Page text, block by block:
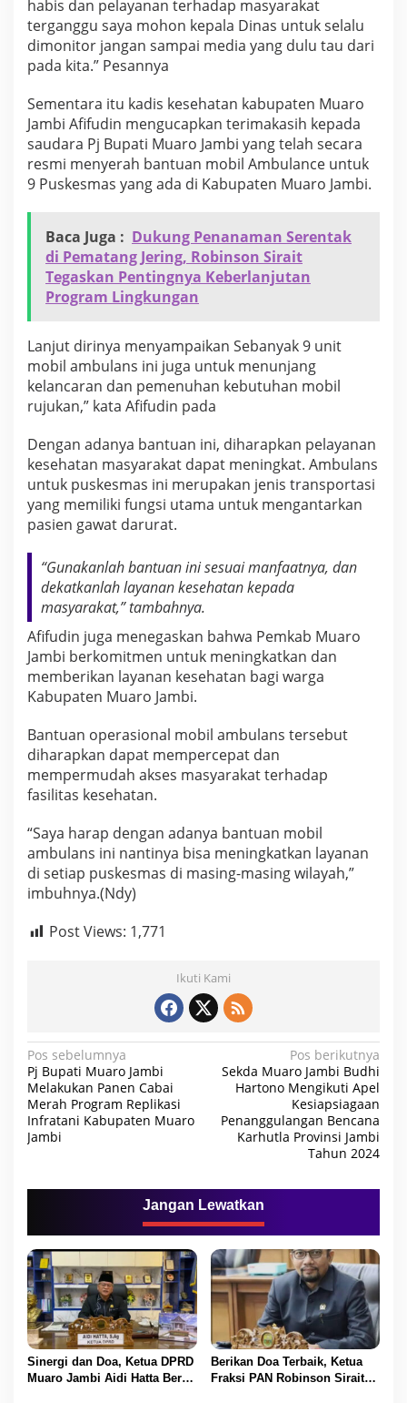
habis dan pelayanan terhadap masyarakat
terganggu saya mohon kepala Dinas untuk selalu
dimonitor jangan sampai media yang dulu tau dari
pada kita.” Pesannya
Sementara itu kadis kesehatan kabupaten Muaro
Jambi Afifudin mengucapkan terimakasih kepada
saudara Pj Bupati Muaro Jambi yang telah secara
resmi menyerah bantuan mobil Ambulance untuk
9 Puskesmas yang ada di Kabupaten Muaro Jambi.
Baca Juga : Dukung Penanaman Serentak
di Pematang Jering, Robinson Sirait
Tegaskan Pentingnya Keberlanjutan
Program Lingkungan
Lanjut dirinya menyampaikan Sebanyak 9 unit
mobil ambulans ini juga untuk menunjang
kelancaran dan pemenuhan kebutuhan mobil
rujukan,” kata Afifudin pada
Dengan adanya bantuan ini, diharapkan pelayanan
kesehatan masyarakat dapat meningkat. Ambulans
untuk puskesmas ini merupakan jenis transportasi
yang memiliki fungsi utama untuk mengantarkan
pasien gawat darurat.
“Gunakanlah bantuan ini sesuai manfaatnya, dan
dekatkanlah layanan kesehatan kepada
masyarakat,” tambahnya.
Afifudin juga menegaskan bahwa Pemkab Muaro
Jambi berkomitmen untuk meningkatkan dan
memberikan layanan kesehatan bagi warga
Kabupaten Muaro Jambi.
Bantuan operasional mobil ambulans tersebut
diharapkan dapat mempercepat dan
mempermudah akses masyarakat terhadap
fasilitas kesehatan.
“Saya harap dengan adanya bantuan mobil
ambulans ini nantinya bisa meningkatkan layanan
di setiap puskesmas di masing-masing wilayah,”
imbuhnya.(Ndy)
Post Views: 1,771
Ikuti Kami
N
a
v
i
a
i
p
o
s
Pos sebelumnya
Pj Bupati Muaro Jambi
Melakukan Panen Cabai
Merah Program Replikasi
Infratani Kabupaten Muaro
Jambi
Pos berikutnya
Sekda Muaro Jambi Budhi
Hartono Mengikuti Apel
Kesiapsiagaan
Penanggulangan Bencana
Karhutla Provinsi Jambi
Tahun 2024
Jangan Lewatkan
Sinergi dan Doa, Ketua DPRD
Muaro Jambi Aidi Hatta Beri
Berikan Doa Terbaik, Ketua
Fraksi PAN Robinson Sirait